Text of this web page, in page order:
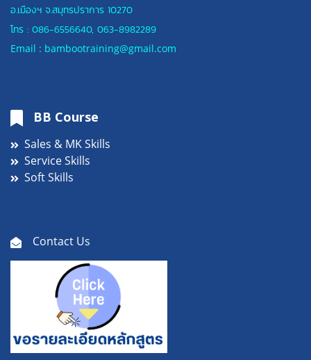
อ.เมืองฯ จ.สมุทรปราการ 10270
โทร : 086-6556640, 063-8982289
Email : bambootraining@gmail.com
BB Course
Sales & MK Skills
Service Skills
Soft Skills
Contact Us